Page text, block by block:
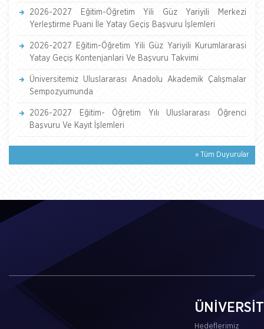
2026-2027 Eğitim-Öğretim Yili Güz Yariyili Merkezi
Yerleştirme Puani İle Yatay Geçiş Başvuru İşlemleri
2026-2027 Eğitim-Öğretim Yili Güz Yariyili Kurumlararasi
Yatay Geçiş Kontenjanlari Ve Başvuru Takvimi
Üniversitemiz Uluslararası Anadolu Akademik Çalışmalar
Sempozyumunda
2026-2027 Eğitim- Öğretim Yılı Uluslararası Öğrenci
Başvuru Ve Kayıt İşlemleri
» Tüm Duyurular
Hedeflerimiz